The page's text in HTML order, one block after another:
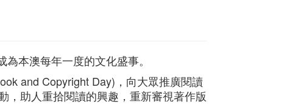
本澳每年一度的文化盛事。
and Copyright Day)，向大眾推廣閱讀
，助人重拾閱讀的興趣，重新審視著作版